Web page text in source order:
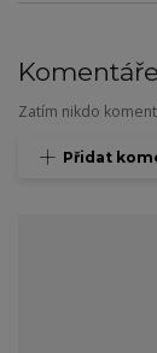
Komentáře
Zatím nikdo
Přidat